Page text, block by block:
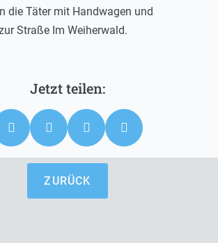
die Täter mit Handwagen und
Straße Im Weiherwald.
ZURÜCK